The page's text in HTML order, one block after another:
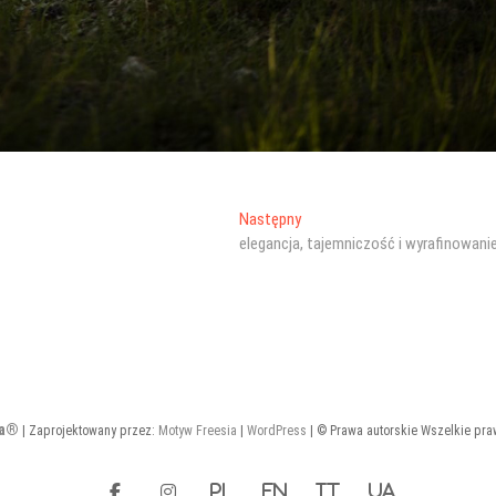
NastępnyNastępny
wpis:
elegancja, tajemniczość i wyrafinowanie
| Zaprojektowany przez: Motyw Freesia | WordPress | © Prawa autorskie Wszelkie
facebookinstagram
PL EN IT UA